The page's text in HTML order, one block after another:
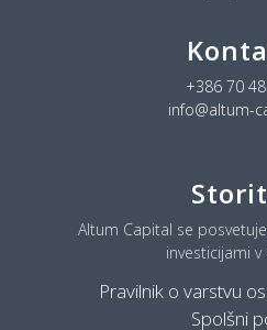
+386 70
info@altum-
Altum Capital se
investicijami v
Pravilnik o varstvu
Spolšni